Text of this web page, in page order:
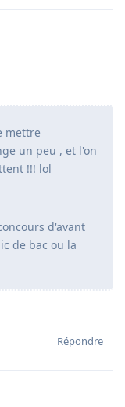
mettre
un peu , et l'on
!!! lol
d'avant
de bac ou la
Répondre